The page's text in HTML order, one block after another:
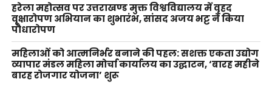
हरेला महोत्सव पर उत्तराखण्ड मुक्त विश्वविद्यालय में वृहद
वृक्षारोपण अभियान का शुभारंभ, सांसद अजय भट्ट ने किया
पौधारोपण
महिलाओं को आत्मनिर्भर बनाने की पहल: सशक्त एकता उद्योग
व्यापार मंडल महिला मोर्चा कार्यालय का उद्घाटन, ‘बारह महीने
बारह रोजगार योजना’ शुरू